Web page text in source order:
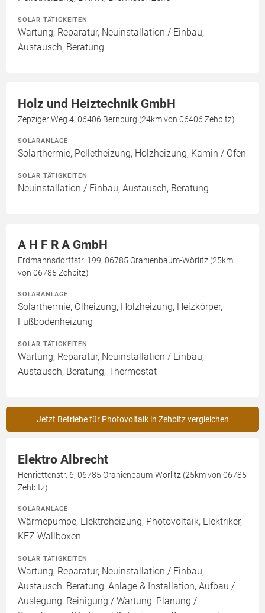
SOLAR TÄTIGKEITEN
Wartung, Reparatur, Neuinstallation / Einbau,
Austausch, Beratung
Holz und Heiztechnik GmbH
Zepziger Weg 4, 06406 Bernburg (24km von 06406 Zehbitz)
SOLARANLAGE
Solarthermie, Pelletheizung, Holzheizung, Kamin / Ofen
SOLAR TÄTIGKEITEN
Neuinstallation / Einbau, Austausch, Beratung
A H F R A GmbH
Erdmannsdorffstr. 199, 06785 Oranienbaum-Wörlitz (25km
von 06785 Zehbitz)
SOLARANLAGE
Solarthermie, Ölheizung, Holzheizung, Heizkörper,
Fußbodenheizung
SOLAR TÄTIGKEITEN
Wartung, Reparatur, Neuinstallation / Einbau,
Austausch, Beratung, Thermostat
Jetzt Betriebe für Photovoltaik in Zehbitz vergleichen
Elektro Albrecht
Henriettenstr. 6, 06785 Oranienbaum-Wörlitz (25km von 06785
Zehbitz)
SOLARANLAGE
Wärmepumpe, Elektroheizung, Photovoltaik, Elektriker,
KFZ Wallboxen
SOLAR TÄTIGKEITEN
Wartung, Reparatur, Neuinstallation / Einbau,
Austausch, Beratung, Anlage & Installation, Aufbau /
Auslegung, Reinigung / Wartung, Planung /